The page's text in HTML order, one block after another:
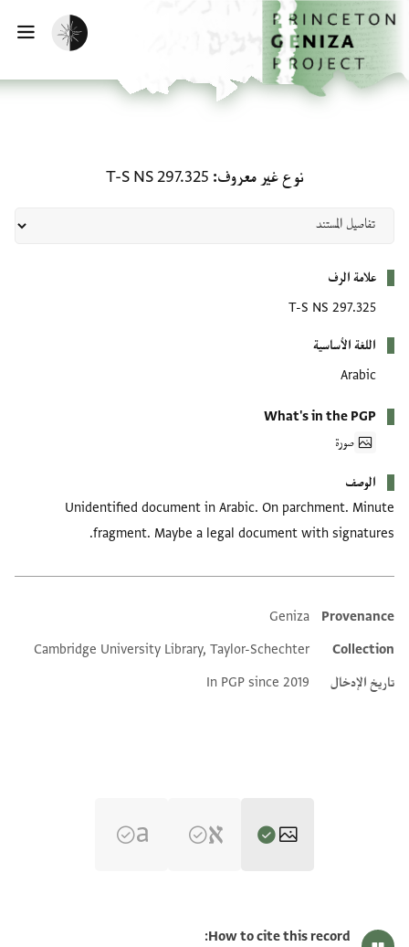
إلى المحتوى الرئيسي
الرئيسية
تفعيل الوضع المظلم
نوع غير معروف T-S NS 297.325
علامة الرف
T-S NS 297.325
اللغة الأساسية
Arabic
What's in the PGP
صورة
الوصف
Unidentified document in Arabic. On parchment. Minute
fragment. Maybe a legal document with signatures.
Additional metadata
Provenance
Geniza
Collection
Cambridge University Library, Taylor-Schechter
تاريخ الإدخال
In PGP since 2019
How to cite this record: